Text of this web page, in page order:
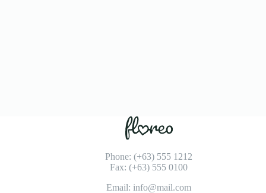
Phone: (+63) 555 1212
Fax: (+63) 555 0100
Email: info@mail.com